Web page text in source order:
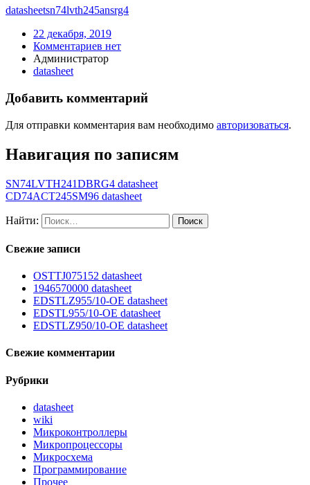
datasheetsn74lvth245ansrg4
22 декабря, 2019
Комментариев нет
Администратор
datasheet
Добавить комментарий
Для отправки комментария вам необходимо авторизоваться.
Навигация по записям
SN74LVTH241DBRG4 datasheet
CD74ACT245SM96 datasheet
Найти:
Свежие записи
OSTTJ075152 datasheet
1946570000 datasheet
EDSTLZ955/10-OE datasheet
EDSTL955/10-OE datasheet
EDSTLZ950/10-OE datasheet
Свежие комментарии
Рубрики
datasheet
wiki
Микроконтроллеры
Микропроцессоры
Микросхема
Программирование
Прочее